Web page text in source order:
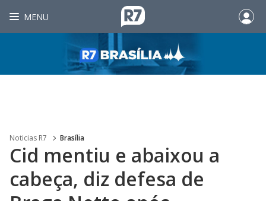
MENU
Noticias R7 Brasília
Cid mentiu e abaixou a
cabeça, diz defesa de